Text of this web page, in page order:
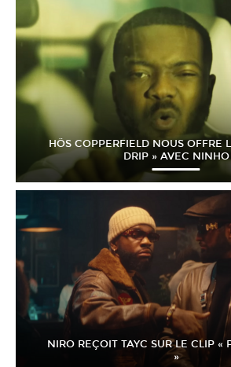
HÖS COPPERFIELD NOUS OFFRE
DRIP » AVEC NINHO
NIRO REÇOIT TAYC SUR LE CLIP «
»